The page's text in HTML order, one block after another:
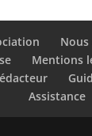
Mentions
Assistance